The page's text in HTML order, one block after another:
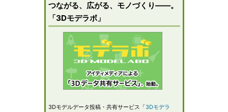
つながる、広がる、モノづくり――。
「3Dモデラボ」
3Dモデルデータ投稿・共有サービス「3Dモデラ